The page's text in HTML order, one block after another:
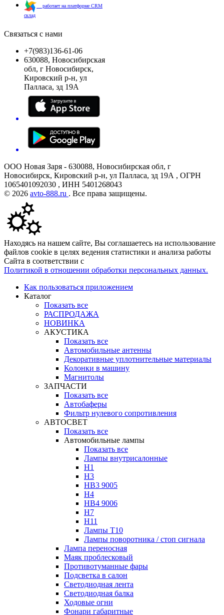
работает на платформе CRM
склад
Связаться с нами
+7(983)136-61-06
630088, Новосибирская
обл, г Новосибирск,
Кировский р-н, ул
Палласа, зд 19А
ООО Новая Заря - 630088, Новосибирская обл, г
Новосибирск, Кировский р-н, ул Палласа, зд 19А , ОГРН
1065401092030 , ИНН 5401268043
© 2026 avto-888.ru . Все права защищены.
Находясь на нашем сайте, Вы соглашаетесь на использование
файлов cookie в целях ведения статистики и анализа работы
Сайта в соответствии с
Политикой в отношении обработки персональных данных.
Как пользоваться приложением
Каталог
Показать все
РАСПРОДАЖА
НОВИНКА
АКУСТИКА
Показать все
Автомобильные антенны
Декоративные уплотнительные материалы
Колонки в машину
Магнитолы
ЗАПЧАСТИ
Показать все
Автобаферы
Фильтр нулевого сопротивления
АВТОСВЕТ
Показать все
Автомобильные лампы
Показать все
Лампы внутрисалонные
H1
H3
HB3 9005
H4
HB4 9006
H7
H11
Лампы Т10
Лампы поворотника / стоп сигнала
Лампа переносная
Маяк проблесковый
Противотуманные фары
Подсветка в салон
Светодиодная лента
Светодиодная балка
Ходовые огни
Фонари габаритные